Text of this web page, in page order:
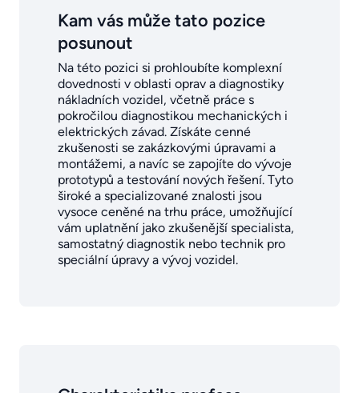
Kam vás může tato pozice
posunout
Na této pozici si prohloubíte komplexní
dovednosti v oblasti oprav a diagnostiky
nákladních vozidel, včetně práce s
pokročilou diagnostikou mechanických i
elektrických závad. Získáte cenné
zkušenosti se zakázkovými úpravami a
montážemi, a navíc se zapojíte do vývoje
prototypů a testování nových řešení. Tyto
široké a specializované znalosti jsou
vysoce ceněné na trhu práce, umožňující
vám uplatnění jako zkušenější specialista,
samostatný diagnostik nebo technik pro
speciální úpravy a vývoj vozidel.